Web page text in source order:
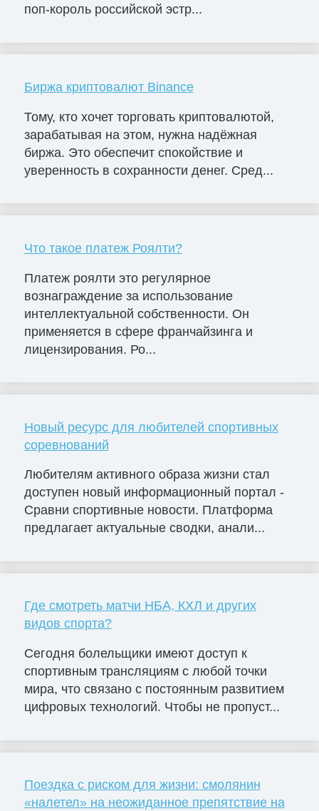
поп-король российской эстр...
Биржа криптовалют Binance
Тому, кто хочет торговать криптовалютой,
зарабатывая на этом, нужна надёжная
биржа. Это обеспечит спокойствие и
уверенность в сохранности денег. Сред...
Что такое платеж Роялти?
Платеж роялти это регулярное
вознаграждение за использование
интеллектуальной собственности. Он
применяется в сфере франчайзинга и
лицензирования. Ро...
Новый ресурс для любителей спортивных
соревнований
Любителям активного образа жизни стал
доступен новый информационный портал -
Сравни спортивные новости. Платформа
предлагает актуальные сводки, анали...
Где смотреть матчи НБА, КХЛ и других
видов спорта?
Сегодня болельщики имеют доступ к
спортивным трансляциям с любой точки
мира, что связано с постоянным развитием
цифровых технологий. Чтобы не пропуст...
Поездка с риском для жизни: смолянин
«налетел» на неожиданное препятствие на